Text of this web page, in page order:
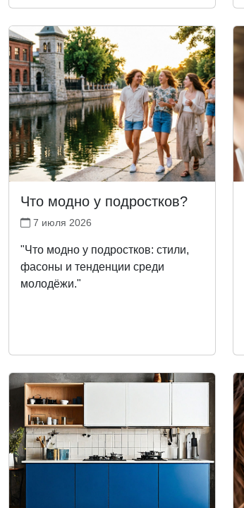
Что модно у подростков?
7 июля 2026
"Что модно у подростков: стили,
фасоны и тенденции среди
молодёжи."